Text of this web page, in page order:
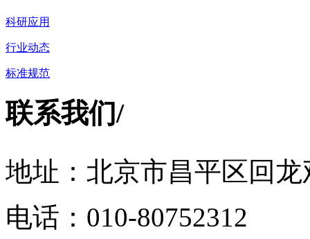
科研应用
行业动态
标准规范
联系我们/
地址：北京市昌平区回
电话：010-80752312